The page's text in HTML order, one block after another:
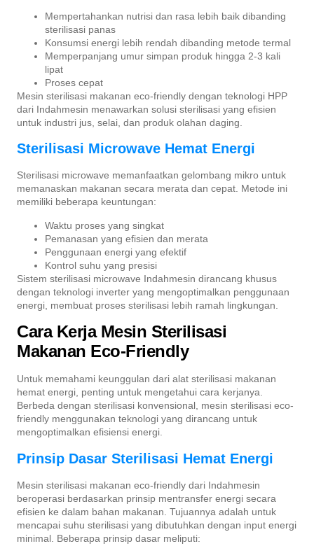
Mempertahankan nutrisi dan rasa lebih baik dibanding
sterilisasi panas
Konsumsi energi lebih rendah dibanding metode termal
Memperpanjang umur simpan produk hingga 2-3 kali
lipat
Proses cepat
Mesin sterilisasi makanan eco-friendly dengan teknologi HPP
dari Indahmesin menawarkan solusi sterilisasi yang efisien
untuk industri jus, selai, dan produk olahan daging.
Sterilisasi Microwave Hemat Energi
Sterilisasi microwave memanfaatkan gelombang mikro untuk
memanaskan makanan secara merata dan cepat. Metode ini
memiliki beberapa keuntungan:
Waktu proses yang singkat
Pemanasan yang efisien dan merata
Penggunaan energi yang efektif
Kontrol suhu yang presisi
Sistem sterilisasi microwave Indahmesin dirancang khusus
dengan teknologi inverter yang mengoptimalkan penggunaan
energi, membuat proses sterilisasi lebih ramah lingkungan.
Cara Kerja Mesin Sterilisasi
Makanan Eco-Friendly
Untuk memahami keunggulan dari alat sterilisasi makanan
hemat energi, penting untuk mengetahui cara kerjanya.
Berbeda dengan sterilisasi konvensional, mesin sterilisasi eco-
friendly menggunakan teknologi yang dirancang untuk
mengoptimalkan efisiensi energi.
Prinsip Dasar Sterilisasi Hemat Energi
Mesin sterilisasi makanan eco-friendly dari Indahmesin
beroperasi berdasarkan prinsip mentransfer energi secara
efisien ke dalam bahan makanan. Tujuannya adalah untuk
mencapai suhu sterilisasi yang dibutuhkan dengan input energi
minimal. Beberapa prinsip dasar meliputi: